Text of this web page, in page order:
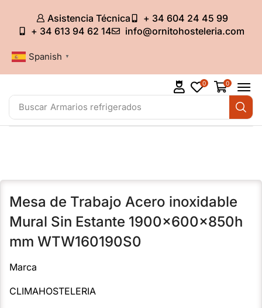
Asistencia Técnica
+ 34 604 24 45 99
+ 34 613 94 62 14
info@ornitohosteleria.com
Spanish ▼
Buscar Armarios refrigerados
0 0
Mesa de Trabajo Acero inoxidable
Mural Sin Estante 1900x600x850h
mm WTW160190S0
Marca
CLIMAHOSTELERIA